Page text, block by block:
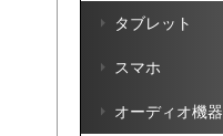
タブレット
スマホ
オーディオ機器